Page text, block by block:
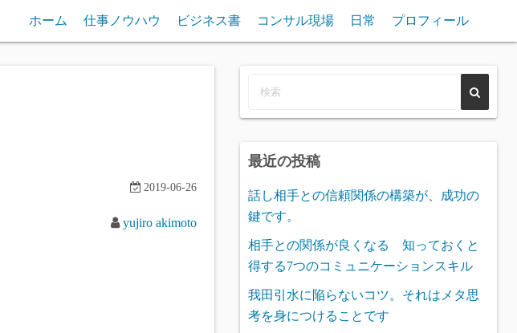
ホーム 仕事ノウハウ ビジネス書 コンサル現場 日常 プロフィール
2019-06-26
yujiro akimoto
最近の投稿
話し相手との信頼関係の構築が、成功の
鍵です。
相手との関係が良くなる 知っておくと
得する7つのコミュニケーションスキル
我田引水に陥らないコツ。それはメタ思
考を身につけることです